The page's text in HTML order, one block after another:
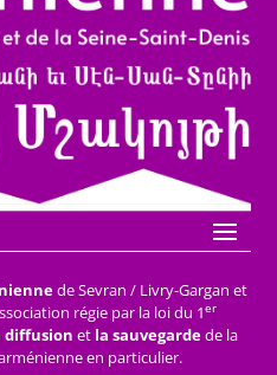
de Sevran / Livry-Gargan et
régie par la loi du 1er
diffusion et la sauvegardede la
en particulier.